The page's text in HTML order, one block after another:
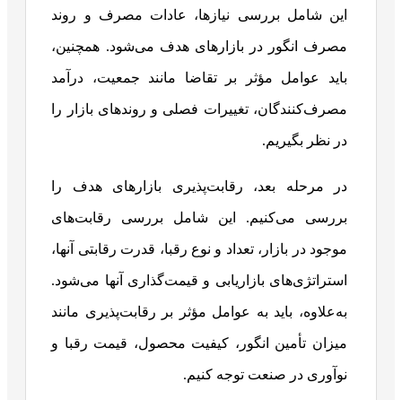
این شامل بررسی نیازها، عادات مصرف و روند
مصرف انگور در بازارهای هدف می‌شود. همچنین،
باید عوامل مؤثر بر تقاضا مانند جمعیت، درآمد
مصرف‌کنندگان، تغییرات فصلی و روندهای بازار را
در نظر بگیریم.
در مرحله بعد، رقابت‌پذیری بازارهای هدف را
بررسی می‌کنیم. این شامل بررسی رقابت‌های
موجود در بازار، تعداد و نوع رقبا، قدرت رقابتی آنها،
استراتژی‌های بازاریابی و قیمت‌گذاری آنها می‌شود.
به‌علاوه، باید به عوامل مؤثر بر رقابت‌پذیری مانند
میزان تأمین انگور، کیفیت محصول، قیمت رقبا و
نوآوری در صنعت توجه کنیم.